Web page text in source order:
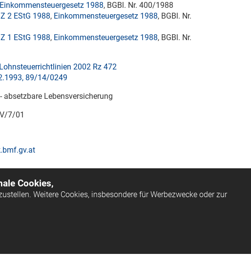
Einkommensteuergesetz 1988, BGBl. Nr. 400/1988
2 EStG 1988, Einkommensteuergesetz 1988, BGBl. Nr.
1 EStG 1988, Einkommensteuergesetz 1988, BGBl. Nr.
Lohnsteuerrichtlinien 2002 Rz 472
89/14/0249
absetzbare Lebensversicherung
7/01
Cookies,
Weitere Cookies, insbesondere für Werbezwecke oder zur